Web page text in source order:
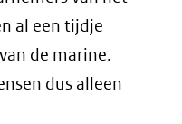
al een tijdje
de marine.
dus alleen